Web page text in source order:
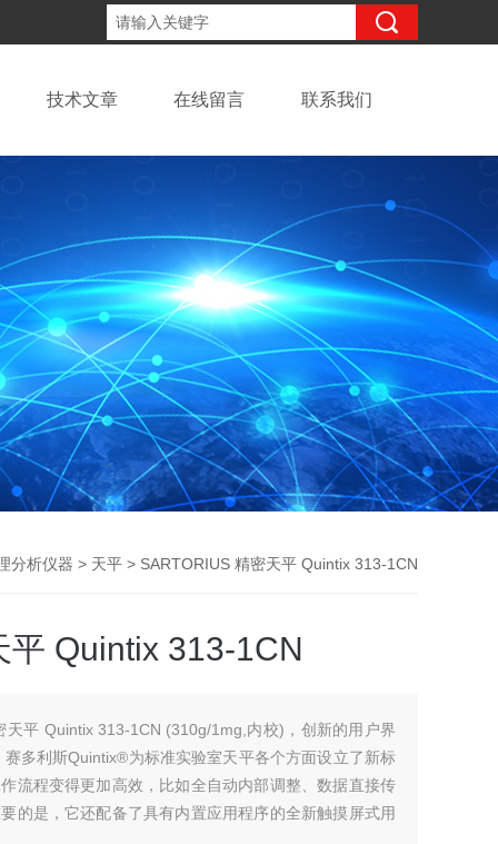
技术文章 在线留言 联系我们
分析仪器 > 天平 > SARTORIUS 精密天平 Quintix 313-1CN
平 Quintix 313-1CN
天平 Quintix 313-1CN (310g/1mg,内校)，创新的用户界
多利斯Quintix®为标准实验室天平各个方面设立了新标
流程变得更加高效，比如全自动内部调整、数据直接传
的是，它还配备了具有内置应用程序的全新触摸屏式用